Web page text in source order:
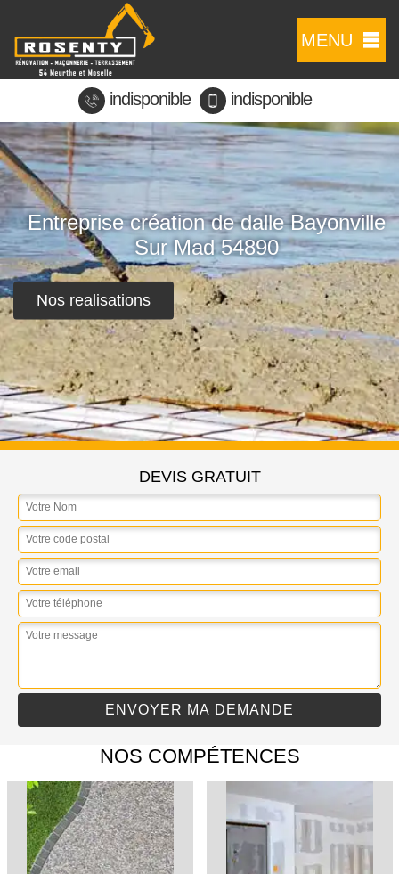
MENU
indisponible indisponible
Entreprise création de dalle Bayonville
Sur Mad 54890
Nos realisations
DEVIS GRATUIT
NOS COMPÉTENCES